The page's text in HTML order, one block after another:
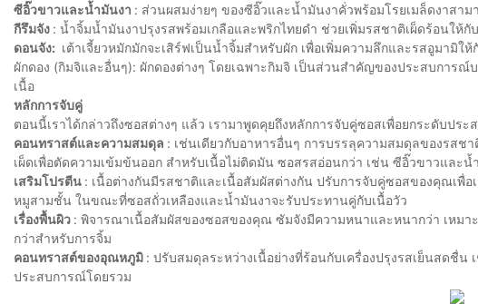
ซีอิ๊วขาวและน้ำมันงา : ส่วนผสมง่ายๆ ของซีอิ๊วและน้ำมันงาคั่วพร้อมโรยเมล็ดงาสา
กีรึมจัง : น้ำจิ้มน้ำมันงาปรุงรสพร้อมเกลือและพริกไทยดำ ช่วยเพิ่มรสชาติเผ็ดร้อนให้
ดอนจัง: เต้าเจี้ยวหมักมักจะเสิร์ฟเป็นน้ำจิ้มสำหรับผัก เพื่อเพิ่มความลึกและรสอูมามิใ
ผักดอง (กิมจิและอื่นๆ): ผักดองต่างๆ โดยเฉพาะกิมจิ เป็นส่วนสำคัญของประสบการ
เนื้อ
หลักการจับคู่
ตอนนี้เราได้กล่าวถึงซอสต่างๆ แล้ว เรามาพูดคุยถึงหลักการจับคู่ซอสเพื่อยกระดับปร
คอนทราสต์และความสมดุล : เช่นเดียวกับอาหารอื่นๆ การบรรลุความสมดุลของรส
เผ็ดเพื่อตัดความเข้มข้นออก สำหรับเนื้อไม่ติดมัน ซอสรสอ่อนกว่า เช่น ซีอิ๊วขาวและ
เสริมโปรตีน : เนื้อต่างกันมีรสชาติและเนื้อสัมผัสต่างกัน ปรับการจับคู่ซอสของคุณเพื่
หมูสามชั้น ในขณะที่ซอสถั่วเหลืองและน้ำมันงาจะรับประทานคู่กับเนื้อวัว
เรื่องพื้นผิว : พิจารณาเนื้อสัมผัสของซอสของคุณ ซัมจังมีความหนาและหนากว่า เหม
กว่าสำหรับการจิ้ม
คอนทราสต์ของอุณหภูมิ : ปรับสมดุลระหว่างเนื้อย่างที่ร้อนกับเครื่องปรุงรสเย็นสดชื่
ประสบการณ์โดยรวม